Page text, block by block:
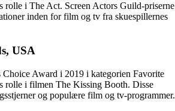
rolle i The Act. Screen Actors Guild-priserne
inden for film og tv fra skuespillernes
USA
Award i 2019 i kategorien Favorite
rolle i filmen The Kissing Booth. Disse
og populære film og tv-programmer.